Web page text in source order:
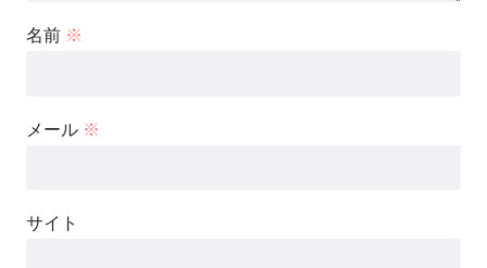
名前 ※
メール ※
サイト